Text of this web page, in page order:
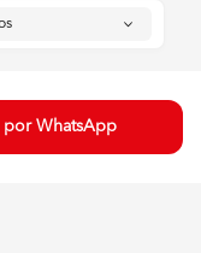
por WhatsApp